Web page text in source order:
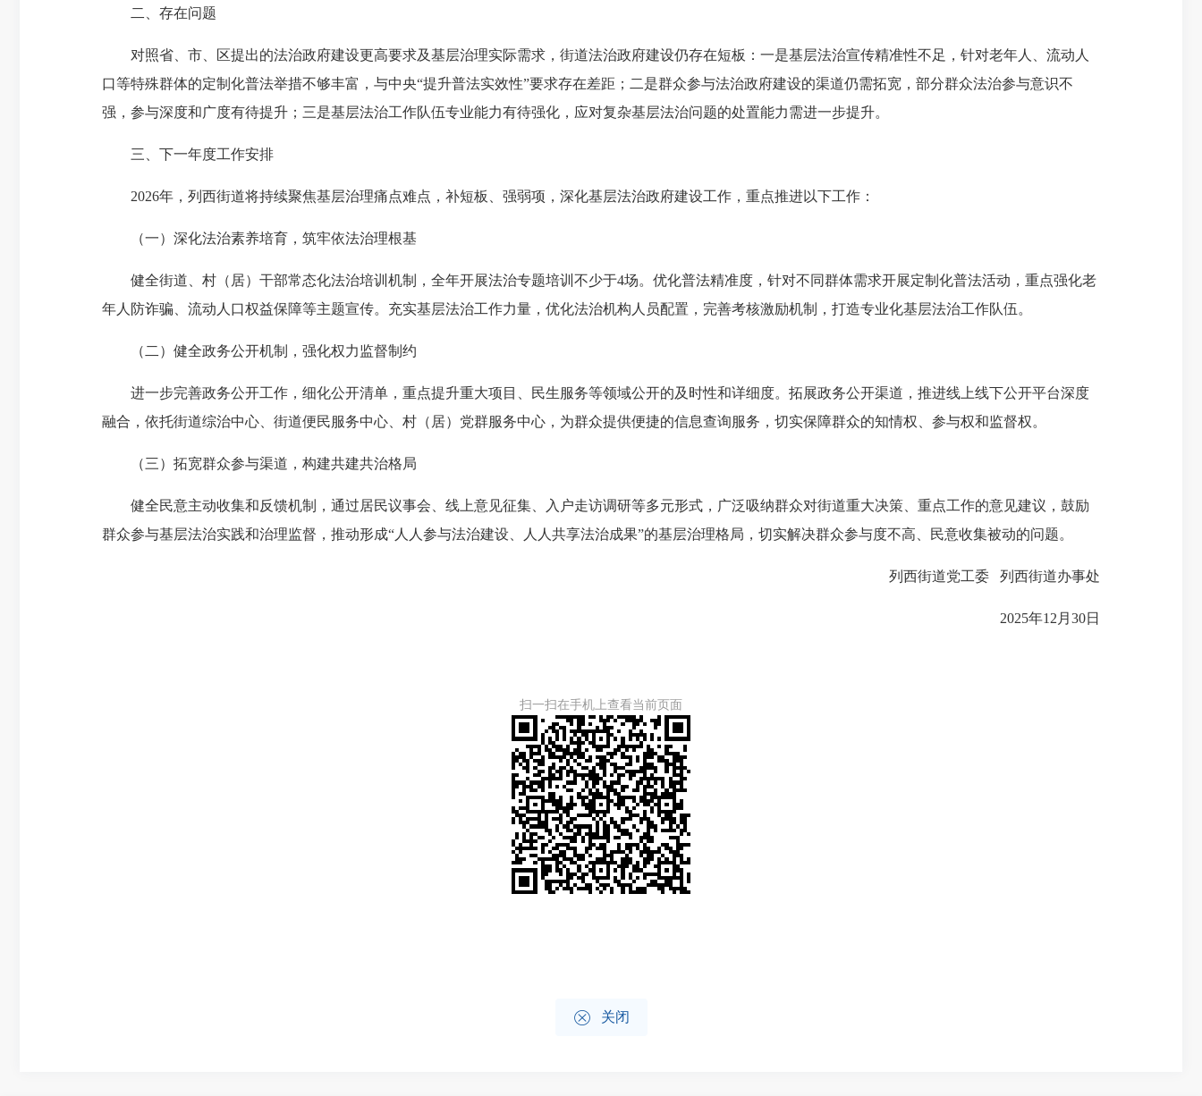
二、存在问题
对照省、市、区提出的法治政府建设更高要求及基层治理实际需求，街道法治政府建设仍存在短板：一是基层法治宣传精准性不足，针对老年人、流动人
口等特殊群体的定制化普法举措不够丰富，与中央“提升普法实效性”要求存在差距；二是群众参与法治政府建设的渠道仍需拓宽，部分群众法治参与意识不
强，参与深度和广度有待提升；三是基层法治工作队伍专业能力有待强化，应对复杂基层法治问题的处置能力需进一步提升。
三、下一年度工作安排
2026年，列西街道将持续聚焦基层治理痛点难点，补短板、强弱项，深化基层法治政府建设工作，重点推进以下工作：
（一）深化法治素养培育，筑牢依法治理根基
健全街道、村（居）干部常态化法治培训机制，全年开展法治专题培训不少于4场。优化普法精准度，针对不同群体需求开展定制化普法活动，重点强化老
年人防诈骗、流动人口权益保障等主题宣传。充实基层法治工作力量，优化法治机构人员配置，完善考核激励机制，打造专业化基层法治工作队伍。
（二）健全政务公开机制，强化权力监督制约
进一步完善政务公开工作，细化公开清单，重点提升重大项目、民生服务等领域公开的及时性和详细度。拓展政务公开渠道，推进线上线下公开平台深度
融合，依托街道综治中心、街道便民服务中心、村（居）党群服务中心，为群众提供便捷的信息查询服务，切实保障群众的知情权、参与权和监督权。
（三）拓宽群众参与渠道，构建共建共治格局
健全民意主动收集和反馈机制，通过居民议事会、线上意见征集、入户走访调研等多元形式，广泛吸纳群众对街道重大决策、重点工作的意见建议，鼓励
群众参与基层法治实践和治理监督，推动形成“人人参与法治建设、人人共享法治成果”的基层治理格局，切实解决群众参与度不高、民意收集被动的问题。
列西街道党工委 列西街道办事处
2025年12月30日
扫一扫在手机上查看当前页面
 关闭